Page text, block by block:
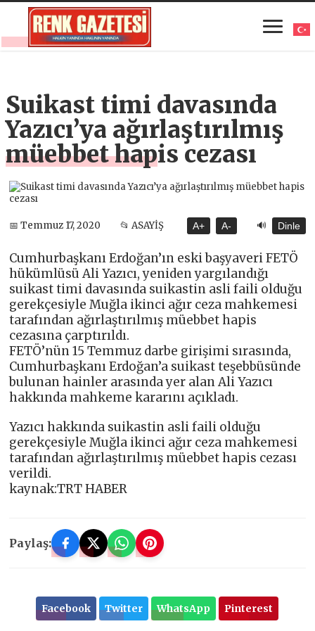
Suikast timi davasında
Yazıcı’ya ağırlaştırılmış
müebbet hapis cezası
📅 Temmuz 17, 2020 📂 ASAYİŞ A+ A- 🔊 Dinle
Cumhurbaşkanı Erdoğan’ın eski başyaveri FETÖ
hükümlüsü Ali Yazıcı, yeniden yargılandığı
suikast timi davasında suikastin asli faili olduğu
gerekçesiyle Muğla ikinci ağır ceza mahkemesi
tarafından ağırlaştırılmış müebbet hapis
cezasına çarptırıldı.
FETÖ’nün 15 Temmuz darbe girişimi sırasında,
Cumhurbaşkanı Erdoğan’a suikast teşebbüsünde
bulunan hainler arasında yer alan Ali Yazıcı
hakkında mahkeme kararını açıkladı.
Yazıcı hakkında suikastin asli faili olduğu
gerekçesiyle Muğla ikinci ağır ceza mahkemesi
tarafından ağırlaştırılmış müebbet hapis cezası
verildi.
kaynak:TRT HABER
Paylaş:
Facebook Twitter WhatsApp Pinterest